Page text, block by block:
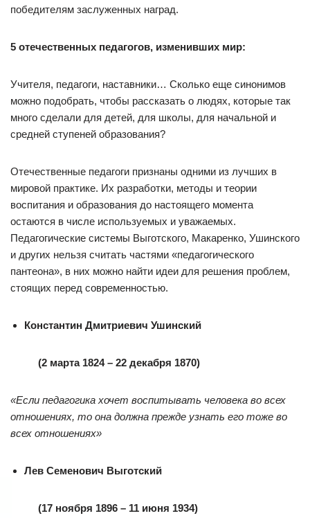
победителям заслуженных наград.
5 отечественных педагогов, изменивших мир:
Учителя, педагоги, наставники… Сколько еще синонимов
можно подобрать, чтобы рассказать о людях, которые так
много сделали для детей, для школы, для начальной и
средней ступеней образования?
Отечественные педагоги признаны одними из лучших в
мировой практике. Их разработки, методы и теории
воспитания и образования до настоящего момента
остаются в числе используемых и уважаемых.
Педагогические системы Выготского, Макаренко, Ушинского
и других нельзя считать частями «педагогического
пантеона», в них можно найти идеи для решения проблем,
стоящих перед современностью.
Константин Дмитриевич Ушинский
(2 марта 1824 – 22 декабря 1870)
«Если педагогика хочет воспитывать человека во всех
отношениях, то она должна прежде узнать его тоже во
всех отношениях»
Лев Семенович Выготский
(17 ноября 1896 – 11 июня 1934)